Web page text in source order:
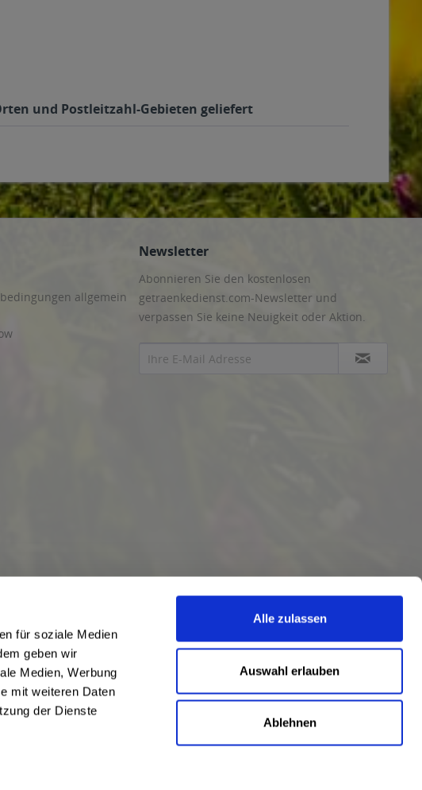
für soziale Medien
geben wir
Medien, Werbung
mit weiteren Daten
der Dienste
Alle zulassen
Auswahl erlauben
Ablehnen
und Postleitzahl-Gebieten geliefert
allgemein
Newsletter
Abonnieren Sie den kostenlosen
getraenkedienst.com-Newsletter und
verpassen Sie keine Neuigkeit oder Aktion.